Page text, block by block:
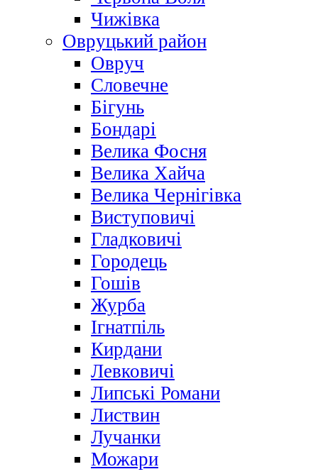
Чижівка
Овруцький район
Овруч
Словечне
Бігунь
Бондарі
Велика Фосня
Велика Хайча
Велика Чернігівка
Виступовичі
Гладковичі
Городець
Гошів
Журба
Ігнатпіль
Кирдани
Левковичі
Липські Романи
Листвин
Лучанки
Можари